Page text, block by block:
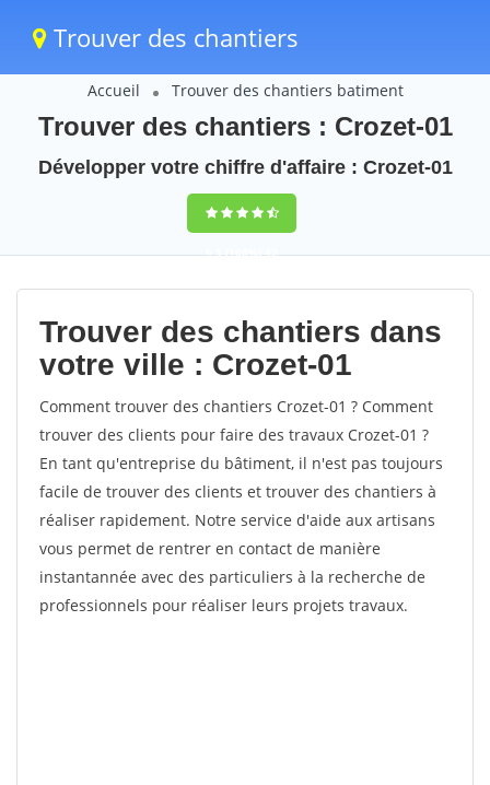
Trouver des chantiers
Accueil Trouver des chantiers batiment
Trouver des chantiers : Crozet-01
Développer votre chiffre d'affaire : Crozet-01
9,5(100%)42
votes
Trouver des chantiers dans
votre ville : Crozet-01
Comment trouver des chantiers Crozet-01 ? Comment
trouver des clients pour faire des travaux Crozet-01 ?
En tant qu'entreprise du bâtiment, il n'est pas toujours
facile de trouver des clients et trouver des chantiers à
réaliser rapidement. Notre service d'aide aux artisans
vous permet de rentrer en contact de manière
instantannée avec des particuliers à la recherche de
professionnels pour réaliser leurs projets travaux.